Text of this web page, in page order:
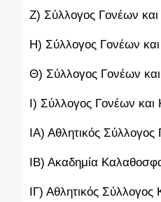
Ζ) Σύλλογος Γονέων
Η) Σύλλογος Γονέων
Θ) Σύλλογος Γονέων
Ι) Σύλλογος Γονέων
ΙΑ) Αθλητικός
ΙΒ) Ακαδημία
ΙΓ) Αθλητικός Σύλλογος